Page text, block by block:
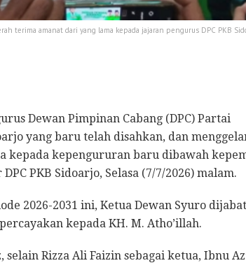
terima amanat dari yang lama kepada jajaran pengurus DPC PKB
Dewan Pimpinan Cabang (DPC) Partai
yang baru telah disahkan, dan
kepada kepengururan baru dibawah
PKB Sidoarjo, Selasa (7/7/2026) malam.
2026-2031 ini, Ketua Dewan Syuro
kepada KH. M. Atho’illah.
Rizza Ali Faizin sebagai ketua, Ibnu